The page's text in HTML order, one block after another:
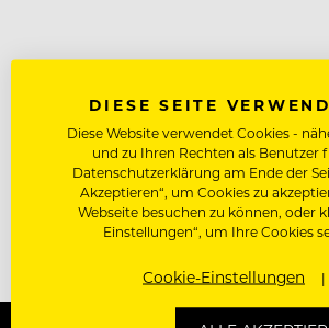
DIESE SEITE
Diese Website verwendet Cookies -
und zu Ihren Rechten als Benutzer
Datenschutzerklärung am Ende der
Akzeptieren“, um Cookies zu
Webseite besuchen zu können, oder
Einstellungen“, um Ihre Cookies
Cookie-Einstellungen